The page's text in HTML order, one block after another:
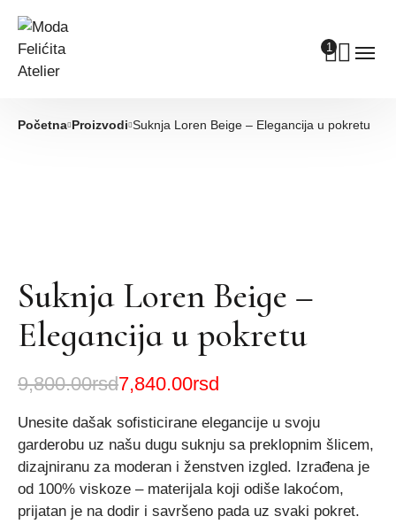
1
Početna Proizvodi Suknja Loren Beige – Elegancija u pokretu
Suknja Loren Beige –
Elegancija u pokretu
9,800.00rsd7,840.00rsd
Unesite dašak sofisticirane elegancije u svoju
garderobu uz našu dugu suknju sa preklopnim šlicem,
dizajniranu za moderan i ženstven izgled. Izrađena je
od 100% viskoze – materijala koji odiše lakoćom,
prijatan je na dodir i savršeno pada uz svaki pokret.